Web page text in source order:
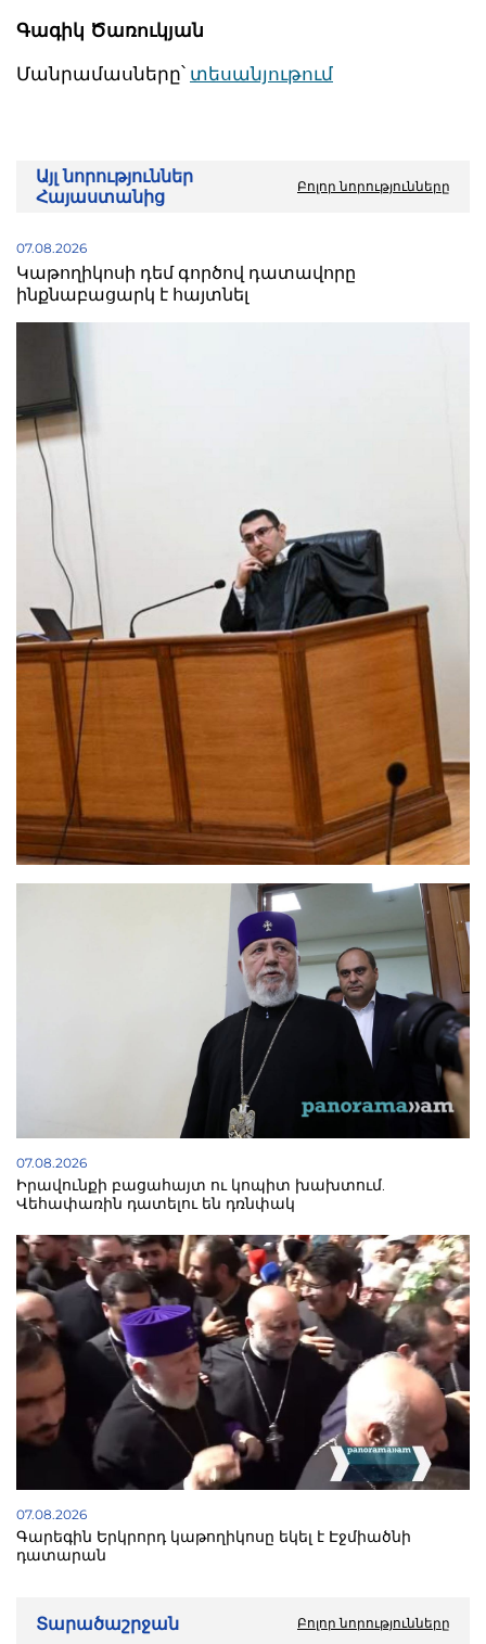
Գագիկ Ծառուկյան
Մանրամասները՝ տեսանյութում
Այլ նորություններ
Հայաստանից
Բոլոր նորությունները
07.08.2026
Կաթողիկոսի դեմ գործով դատավորը
ինքնաբացարկ է հայտնել
07.08.2026
Իրավունքի բացահայտ ու կոպիտ խախտում.
Վեհափառին դատելու են դռնփակ
07.08.2026
Գարեգին Երկրորդ կաթողիկոսը եկել է Էջմիածնի
դատարան
Տարածաշրջան Բոլոր նորությունները